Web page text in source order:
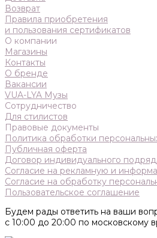
Возврат
Правила приобретения
и пользования сертификатов
О компании
Магазины
Контакты
О бренде
Вакансии
VUA-LYA Музы
Сотрудничество
Для стилистов
Правовые документы
Политика обработки
Публичная оферта
Договор индивидуального
Согласие на рекламную и
Согласие на обработку
Пользовательское соглашение
Будем рады ответить на ваши
с 10:00 до 20:00 по московскому